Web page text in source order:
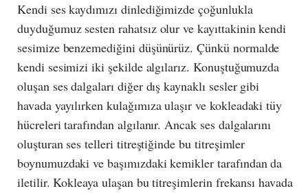
Kendi ses kaydımızı dinlediğimizde çoğunlukla
duyduğumuz sesten rahatsız olur ve kayıttakinin kendi
sesimize benzemediğini düşünürüz. Çünkü normalde
kendi sesimizi iki şekilde algılarız. Konuştuğumuzda
oluşan ses dalgaları diğer dış kaynaklı sesler gibi
havada yayılırken kulağımıza ulaşır ve kokleadaki tüy
hücreleri tarafından algılanır. Ancak ses dalgalarını
oluşturan ses telleri titreştiğinde bu titreşimler
boynumuzdaki ve başımızdaki kemikler tarafından da
iletilir. Kokleaya ulaşan bu titreşimlerin frekansı havada